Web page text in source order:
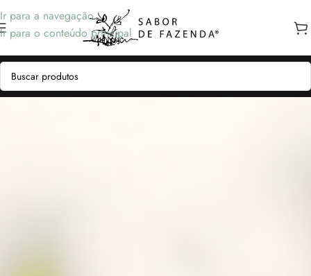
Ir para a navegação
Ir para o conteúdo principal